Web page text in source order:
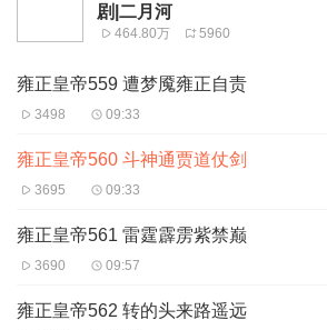
剧|二月河
464.80万 5960
雍正皇帝559 遭梦魇雍正自责
3498 09:33
雍正皇帝560 斗神通贾道仗剑
3695 09:33
雍正皇帝561 雷霆霹雳紫禁巅
3690 09:57
雍正皇帝562 转的头来路遥远